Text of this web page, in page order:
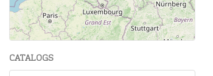
Leaflet| Maps and Data ©OpenStreetMap.
CATALOGS